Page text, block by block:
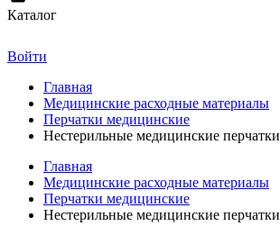
Каталог
Войти
Главная
Медицинские расходные материалы
Перчатки медицинские
Нестерильные медицинские перчатки
Главная
Медицинские расходные материалы
Перчатки медицинские
Нестерильные медицинские перчатки